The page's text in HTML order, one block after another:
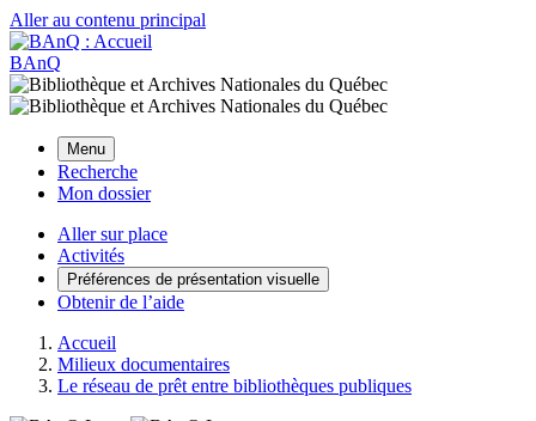
Aller au contenu principal
BAnQ
Menu
Recherche
Mon dossier
Aller sur place
Activités
Préférences de présentation visuelle
Obtenir de l’aide
Accueil
Milieux documentaires
Le réseau de prêt entre bibliothèques publiques